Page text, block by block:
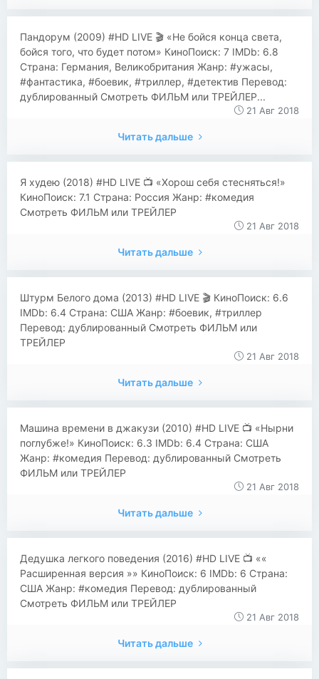
​​Пандорум (2009) #HD LIVE 🎬 «Не бойся конца света,
бойся того, что будет потом» КиноПоиск: 7 IMDb: 6.8
Страна: Германия, Великобритания Жанр: #ужасы,
#фантастика, #боевик, #триллер, #детектив Перевод:
дублированный Смотреть ФИЛЬМ или ТРЕЙЛЕР...
21 Авг 2018
Читать дальше
​​Я худею (2018) #HD LIVE 📺 «Хорош себя стесняться!»
КиноПоиск: 7.1 Страна: Россия Жанр: #комедия
Смотреть ФИЛЬМ или ТРЕЙЛЕР
21 Авг 2018
Читать дальше
​​Штурм Белого дома (2013) #HD LIVE 🎬 КиноПоиск: 6.6
IMDb: 6.4 Страна: США Жанр: #боевик, #триллер
Перевод: дублированный Смотреть ФИЛЬМ или
ТРЕЙЛЕР
21 Авг 2018
Читать дальше
​​Машина времени в джакузи (2010) #HD LIVE 📺 «Нырни
поглубже!» КиноПоиск: 6.3 IMDb: 6.4 Страна: США
Жанр: #комедия Перевод: дублированный Смотреть
ФИЛЬМ или ТРЕЙЛЕР
21 Авг 2018
Читать дальше
​​Дедушка легкого поведения (2016) #HD LIVE 📺 ««
Расширенная версия »» КиноПоиск: 6 IMDb: 6 Страна:
США Жанр: #комедия Перевод: дублированный
Смотреть ФИЛЬМ или ТРЕЙЛЕР
21 Авг 2018
Читать дальше